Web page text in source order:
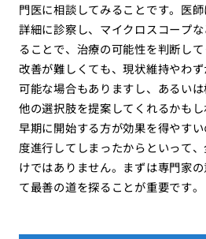
門医に相談してみることです。医
詳細に診察し、マイクロスコープ
ることで、治療の可能性を判断し
改善が難しくても、現状維持やわ
可能な場合もありますし、あるい
他の選択肢を提案してくれるかもし
早期に開始する方が効果を得やす
度進行してしまったからといって
けではありません。まずは専門家
て最善の道を探ることが重要です。